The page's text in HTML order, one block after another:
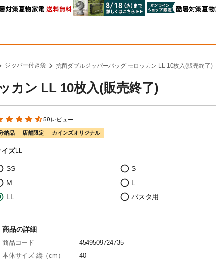
ジッパー付き袋 抗菌ダブルジッパーバッグ モロッカン LL 10枚入(販売終了)
カン LL 10枚入(販売終了)
59レビュー
納品 店舗限定 カインズオリジナル
イズLL
SS
S
M
L
LL
パスタ用
商品の詳細
商品コード
4549509724735
本体サイズ-縦（cm）
40